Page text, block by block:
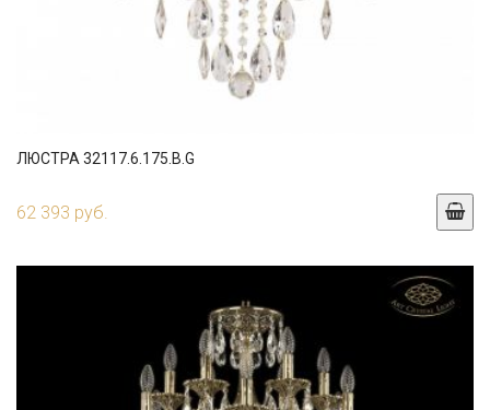
ЛЮСТРА 32117.6.175.B.G
62 393 руб.